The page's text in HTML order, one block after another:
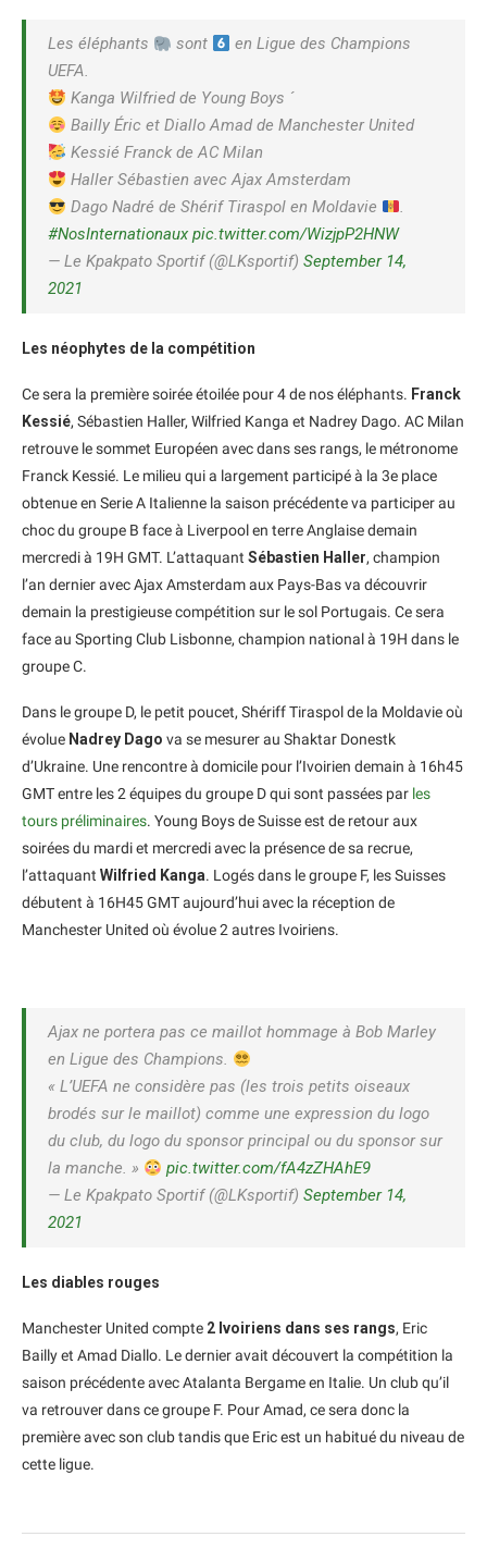
Les éléphants sont
en Ligue des Champions
UEFA.
Kanga Wilfried de Young Boys ´
Bailly Éric et Diallo Amad de Manchester United
Kessié Franck de AC Milan
Haller Sébastien avec Ajax Amsterdam
Dago Nadré de Shérif Tiraspol en Moldavie
.
#NosInternationaux pic.twitter.com/WizjpP2HNW
— Le Kpakpato Sportif (@LKsportif) September 14,
2021
Les néophytes de la compétition
Ce sera la première soirée étoilée pour 4 de nos éléphants. Franck
Kessié, Sébastien Haller, Wilfried Kanga et Nadrey Dago. AC Milan
retrouve le sommet Européen avec dans ses rangs, le métronome
Franck Kessié. Le milieu qui a largement participé à la 3e place
obtenue en Serie A Italienne la saison précédente va participer au
choc du groupe B face à Liverpool en terre Anglaise demain
mercredi à 19H GMT. L’attaquant Sébastien Haller, champion
l’an dernier avec Ajax Amsterdam aux Pays-Bas va découvrir
demain la prestigieuse compétition sur le sol Portugais. Ce sera
face au Sporting Club Lisbonne, champion national à 19H dans le
groupe C.
Dans le groupe D, le petit poucet, Shériff Tiraspol de la Moldavie où
évolue Nadrey Dago va se mesurer au Shaktar Donestk
d’Ukraine. Une rencontre à domicile pour l’Ivoirien demain à 16h45
GMT entre les 2 équipes du groupe D qui sont passées par les
tours préliminaires. Young Boys de Suisse est de retour aux
soirées du mardi et mercredi avec la présence de sa recrue,
l’attaquant Wilfried Kanga. Logés dans le groupe F, les Suisses
débutent à 16H45 GMT aujourd’hui avec la réception de
Manchester United où évolue 2 autres Ivoiriens.
Ajax ne portera pas ce maillot hommage à Bob Marley
en Ligue des Champions.
« L’UEFA ne considère pas (les trois petits oiseaux
brodés sur le maillot) comme une expression du logo
du club, du logo du sponsor principal ou du sponsor sur
la manche. »
pic.twitter.com/fA4zZHAhE9
— Le Kpakpato Sportif (@LKsportif) September 14,
2021
Les diables rouges
Manchester United compte 2 Ivoiriens dans ses rangs, Eric
Bailly et Amad Diallo. Le dernier avait découvert la compétition la
saison précédente avec Atalanta Bergame en Italie. Un club qu’il
va retrouver dans ce groupe F. Pour Amad, ce sera donc la
première avec son club tandis que Eric est un habitué du niveau de
cette ligue.